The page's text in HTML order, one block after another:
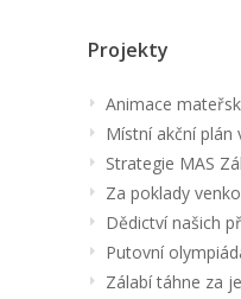
Projekty
Animace
Místní akční plán
Strategie MAS
Za poklady
Dědictví našich
Putovní
Zálabí táhne za